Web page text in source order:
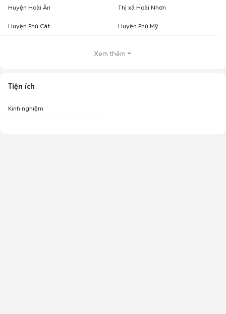
Huyện Hoài Ân Thị xã Hoài Nhơn
Huyện Phù Cát Huyện Phù Mỹ
Xem thêm
Tiện ích
Kinh nghiệm